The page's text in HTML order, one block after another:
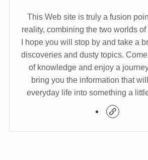
This Web site is truly a fusion
reality, combining the two worlds
I hope you will stop by and take a
discoveries and dusty topics.
of knowledge and enjoy a
bring you the information that
everyday life into something a